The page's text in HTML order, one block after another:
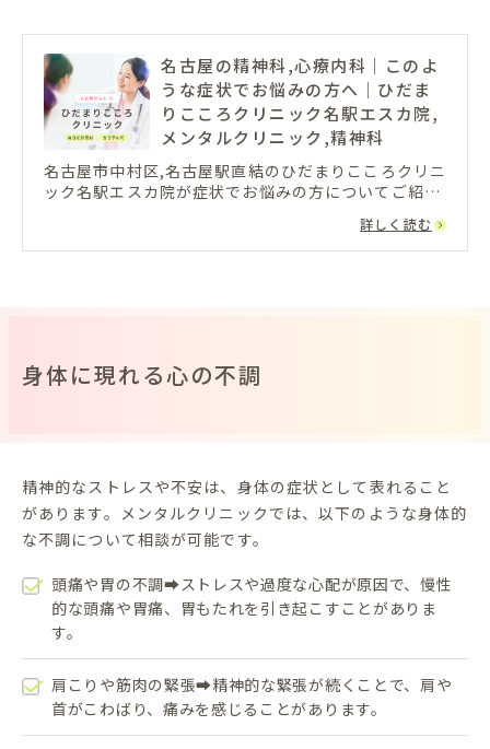
名古屋の精神科,心療内科｜このよ
うな症状でお悩みの方へ｜ひだま
りこころクリニック名駅エスカ院,
メンタルクリニック,精神科
名古屋市中村区,名古屋駅直結のひだまりこころクリニ
ック名駅エスカ院が症状でお悩みの方についてご紹介
をしております。名古屋駅のエスカ地下街の心療内科,
精神科,メンタルクリニックだからうつ病,パニック,不
安,不眠でお困りの方に通院していただきやすいクリニ
詳しく読む
身体に現れる心の不調
精神的なストレスや不安は、身体の症状として表れること
があります。メンタルクリニックでは、以下のような身体的
な不調について相談が可能です。
頭痛や胃の不調➡ストレスや過度な心配が原因で、慢性
的な頭痛や胃痛、胃もたれを引き起こすことがありま
す。
肩こりや筋肉の緊張➡精神的な緊張が続くことで、肩や
首がこわばり、痛みを感じることがあります。